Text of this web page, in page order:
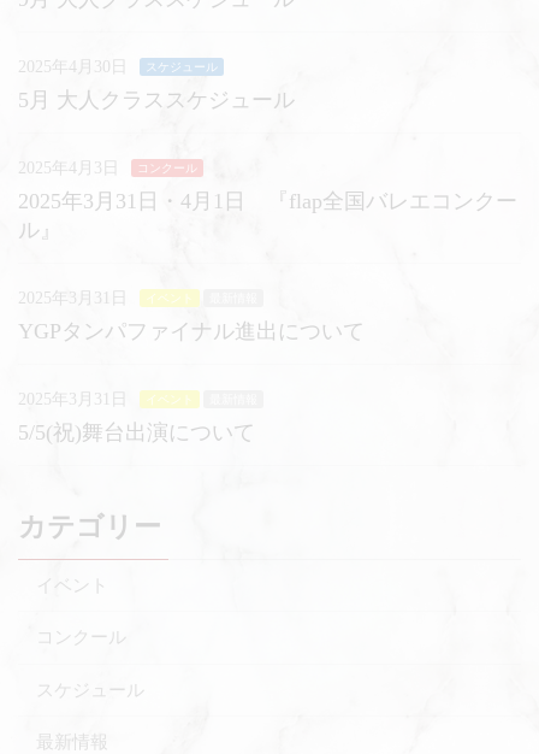
2025年4月30日 スケジュール
5月 大人クラススケジュール
2025年4月3日 コンクール
2025年3月31日・4月1日 『flap全国バレエコンクー
ル』
2025年3月31日 イベント
YGPタンパファイナル進出について
2025年3月31日 イベント
5/5(祝)舞台出演について
カテゴリー
イベント
コンクール
スケジュール
最新情報